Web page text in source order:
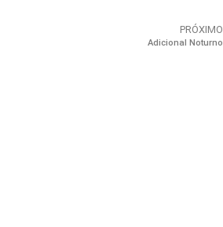
PRÓXIMO
Adicional Noturno